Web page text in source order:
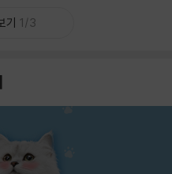
기 1/3